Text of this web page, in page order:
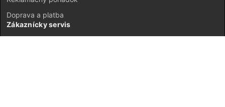
Doprava a platba
Zákaznícky servis